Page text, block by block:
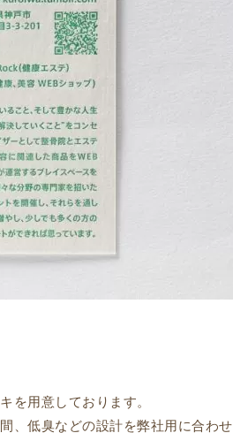
を用意しております。
、低臭などの設計を弊社用に合わせ